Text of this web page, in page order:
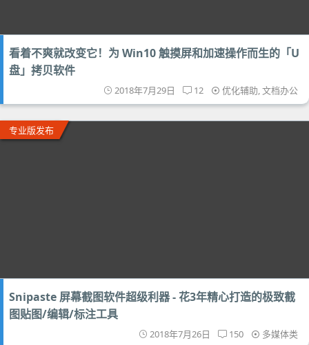
看着不爽就改变它！为 Win10 触摸屏和加速操作而生的「U
盘」拷贝软件
2018年7月29日 12 优化辅助,文档办公
专业版发布
Snipaste 屏幕截图软件超级利器 - 花3年精心打造的极致截
图贴图/编辑/标注工具
2018年7月26日 150 多媒体类